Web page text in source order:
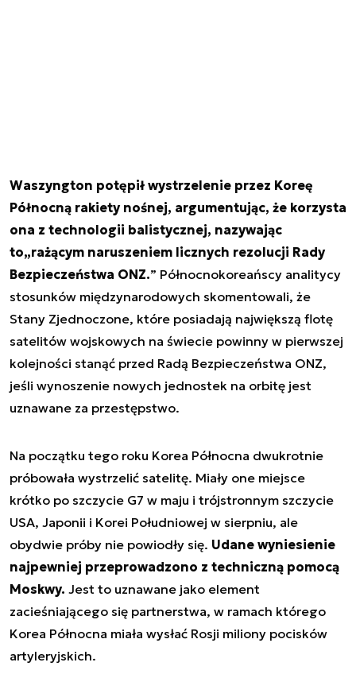
Waszyngton potępił wystrzelenie przez Koreę
Północną rakiety nośnej, argumentując, że korzysta
ona z technologii balistycznej, nazywając
to„rażącym naruszeniem licznych rezolucji Rady
Bezpieczeństwa ONZ.” Północnokoreańscy analitycy
stosunków międzynarodowych skomentowali, że
Stany Zjednoczone, które posiadają największą flotę
satelitów wojskowych na świecie powinny w pierwszej
kolejności stanąć przed Radą Bezpieczeństwa ONZ,
jeśli wynoszenie nowych jednostek na orbitę jest
uznawane za przestępstwo.
Na początku tego roku Korea Północna dwukrotnie
próbowała wystrzelić satelitę. Miały one miejsce
krótko po szczycie G7 w maju i trójstronnym szczycie
USA, Japonii i Korei Południowej w sierpniu, ale
obydwie próby nie powiodły się. Udane wyniesienie
najpewniej przeprowadzono z techniczną pomocą
Moskwy. Jest to uznawane jako element
zacieśniającego się partnerstwa, w ramach którego
Korea Północna miała wysłać Rosji miliony pocisków
artyleryjskich.